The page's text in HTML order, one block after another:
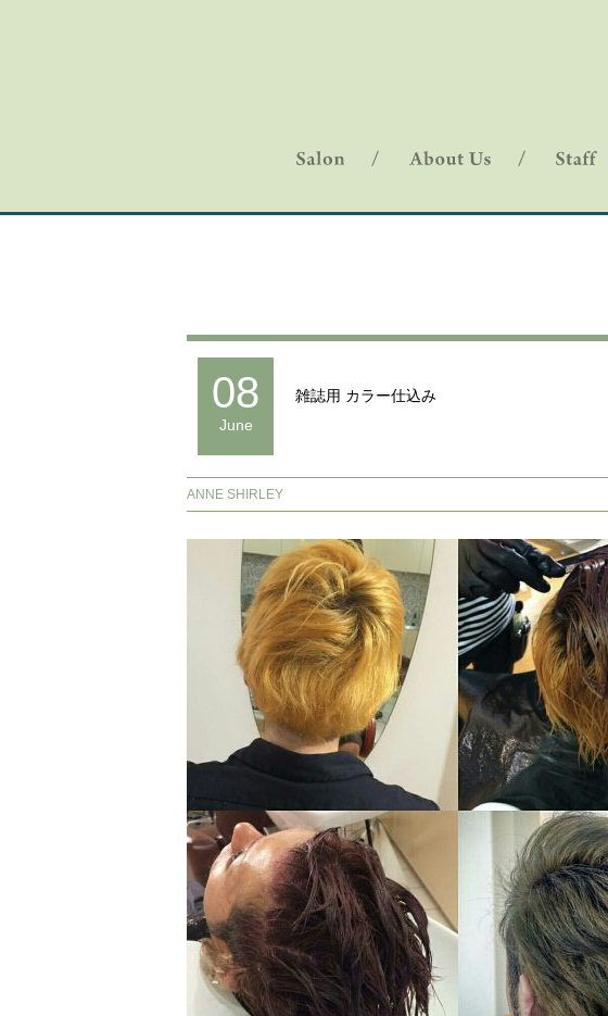
08
June
雑誌用 カラー仕込み
ANNE SHIRLEY